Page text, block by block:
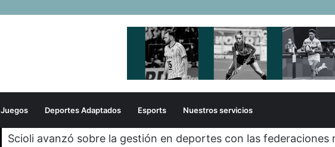
Juegos Deportes Adaptados Esports Nuestros servicios
Scioli avanzó sobre la gestión en deportes con las federaciones